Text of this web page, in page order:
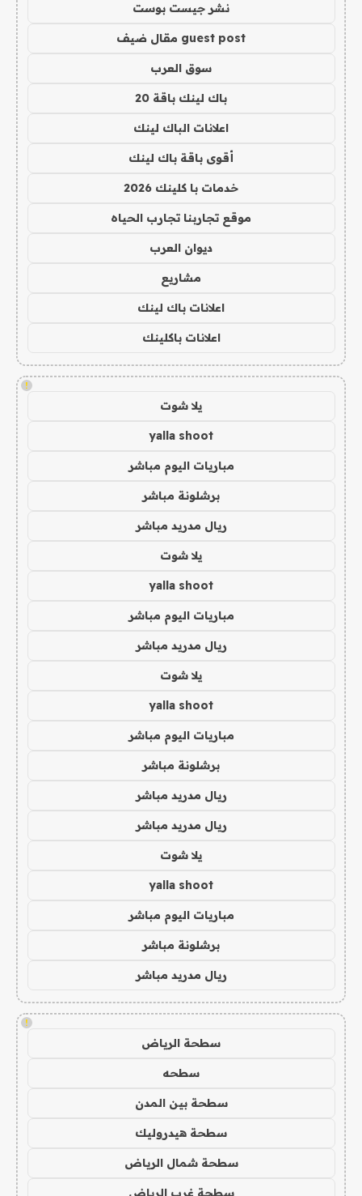
نشر جيست بوست
guest post مقال ضيف
سوق العرب
باك لينك باقة 20
اعلانات الباك لينك
أقوى باقة باك لينك
خدمات با كلينك 2026
موقع تجاربنا تجارب الحياه
ديوان العرب
مشاريع
اعلانات باك لينك
اعلانات باكلينك
!
يلا شوت
yalla shoot
مباريات اليوم مباشر
برشلونة مباشر
ريال مدريد مباشر
يلا شوت
yalla shoot
مباريات اليوم مباشر
ريال مدريد مباشر
يلا شوت
yalla shoot
مباريات اليوم مباشر
برشلونة مباشر
ريال مدريد مباشر
ريال مدريد مباشر
يلا شوت
yalla shoot
مباريات اليوم مباشر
برشلونة مباشر
ريال مدريد مباشر
!
سطحة الرياض
سطحه
سطحة بين المدن
سطحة هيدروليك
سطحة شمال الرياض
سطحة غرب الرياض